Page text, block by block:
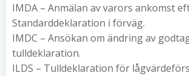
IMDA – Anmälan av varors ankomst
Standarddeklaration i förväg.
IMDC – Ansökan om ändring av
tulldeklaration.
ILDS – Tulldeklaration för